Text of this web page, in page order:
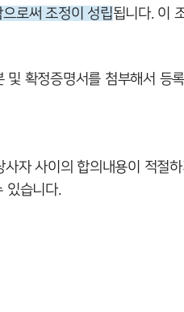
로써 조정이 성립됩니다. 이
확정증명서를 첨부해서 등
자 사이의 합의내용이 적절
있습니다.